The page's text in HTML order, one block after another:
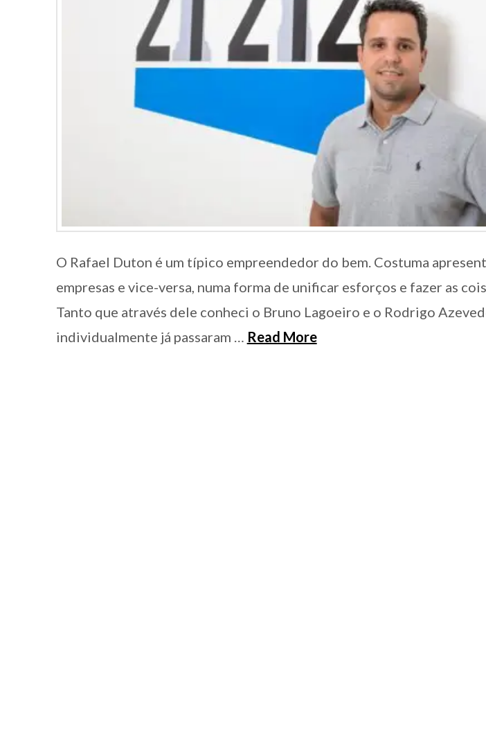
O Rafael Duton é um típico empreendedor do bem. Costuma
empresas e vice-versa, numa forma de unificar esforços e fazer as
Tanto que através dele conheci o Bruno Lagoeiro e o Rodrigo
individualmente já passaram … Read More